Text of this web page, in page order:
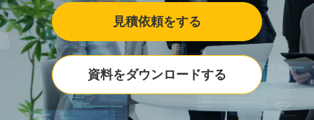
見積依頼をする
資料をダウンロードする